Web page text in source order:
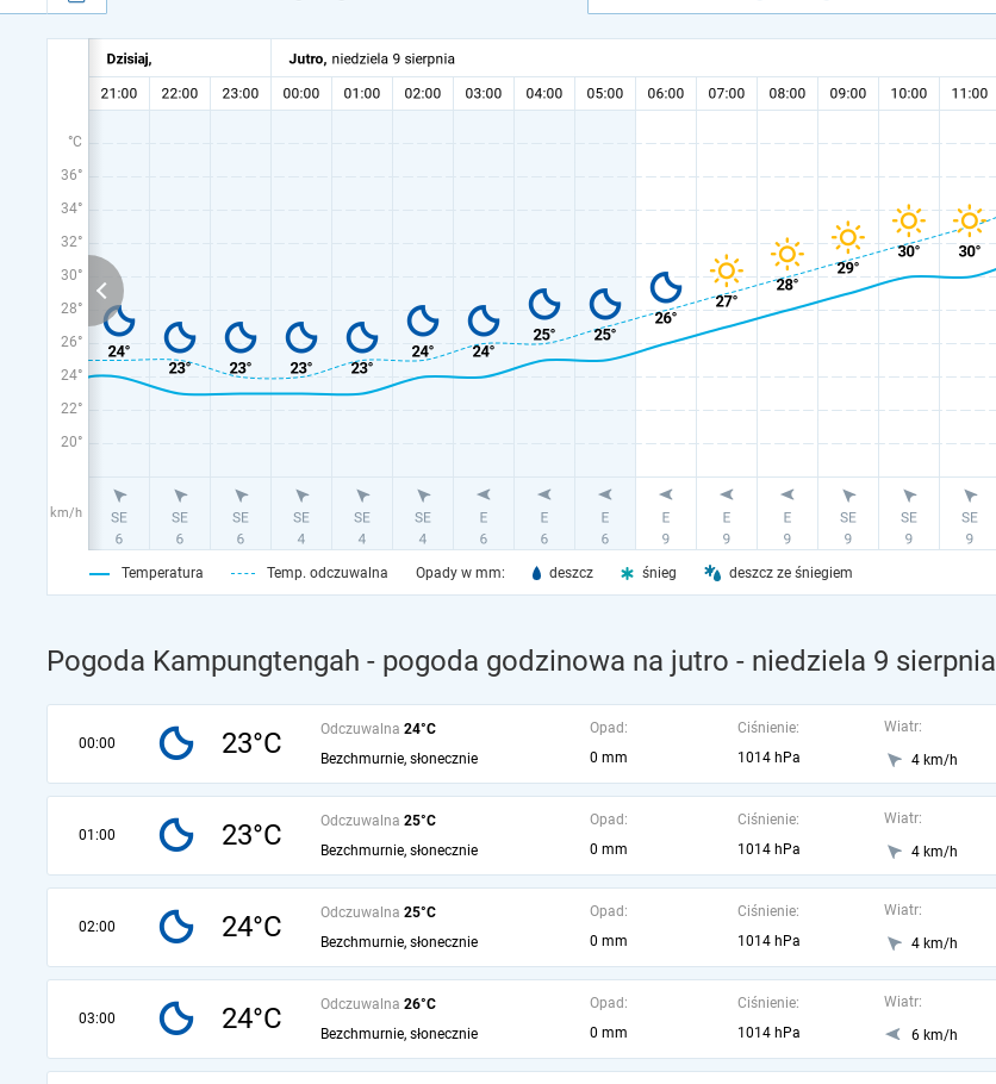
°C
36°
34°
32°
30°
28°
26°
24°
22°
20°
km/h
Temperatura Temp. odczuwalna Opady w mm: deszcz śnieg deszcz ze śniegiem
Pogoda Kampungtengah - pogoda godzinowa na jutro - niedziela 9 sierpnia
00:00 23°C Odczuwalna 24°C
Bezchmurnie, słonecznie
Opad:
0 mm
Ciśnienie:
1014 hPa
Wiatr:
4 km/h
01:00 23°C Odczuwalna 25°C
Bezchmurnie, słonecznie
Opad:
0 mm
Ciśnienie:
1014 hPa
Wiatr:
4 km/h
02:00 24°C Odczuwalna 25°C
Bezchmurnie, słonecznie
Opad:
0 mm
Ciśnienie:
1014 hPa
Wiatr:
4 km/h
03:00 24°C Odczuwalna 26°C
Bezchmurnie, słonecznie
Opad:
0 mm
Ciśnienie:
1014 hPa
Wiatr:
6 km/h